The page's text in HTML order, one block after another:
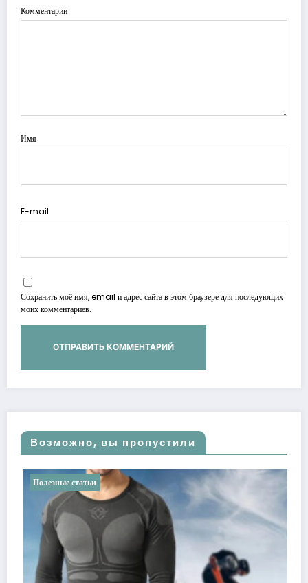
Комментарии
Имя
E-mail
Сохранить моё имя, email и адрес сайта в этом браузере для последующих
моих комментариев.
Возможно, вы пропустили
статьи